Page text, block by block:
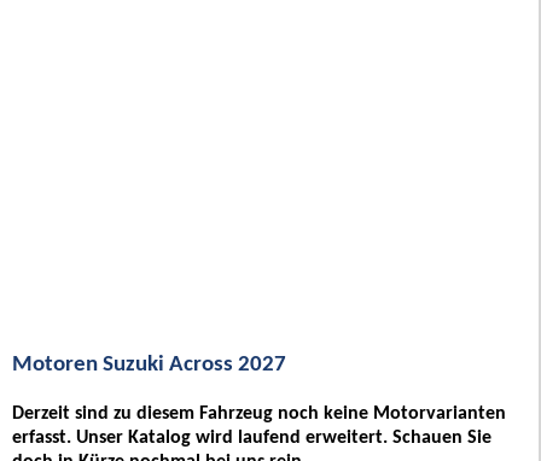
Motoren Suzuki Across 2027
Derzeit sind zu diesem Fahrzeug noch keine Motorvarianten
erfasst. Unser Katalog wird laufend erweitert. Schauen Sie